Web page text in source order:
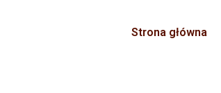
Strona główna